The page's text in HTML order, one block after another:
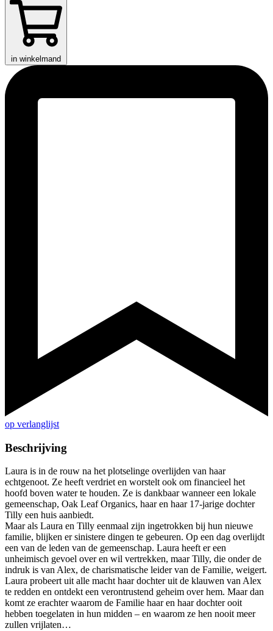
in winkelmand
op verlanglijst
Beschrijving
Laura is in de rouw na het plotselinge overlijden van haar
echtgenoot. Ze heeft verdriet en worstelt ook om financieel het
hoofd boven water te houden. Ze is dankbaar wanneer een lokale
gemeenschap, Oak Leaf Organics, haar en haar 17-jarige dochter
Tilly een huis aanbiedt.
Maar als Laura en Tilly eenmaal zijn ingetrokken bij hun nieuwe
familie, blijken er sinistere dingen te gebeuren. Op een dag overlijdt
een van de leden van de gemeenschap. Laura heeft er een
unheimisch gevoel over en wil vertrekken, maar Tilly, die onder de
indruk is van Alex, de charismatische leider van de Familie, weigert.
Laura probeert uit alle macht haar dochter uit de klauwen van Alex
te redden en ontdekt een verontrustend geheim over hem. Maar dan
komt ze erachter waarom de Familie haar en haar dochter ooit
hebben toegelaten in hun midden – en waarom ze hen nooit meer
zullen vrijlaten…